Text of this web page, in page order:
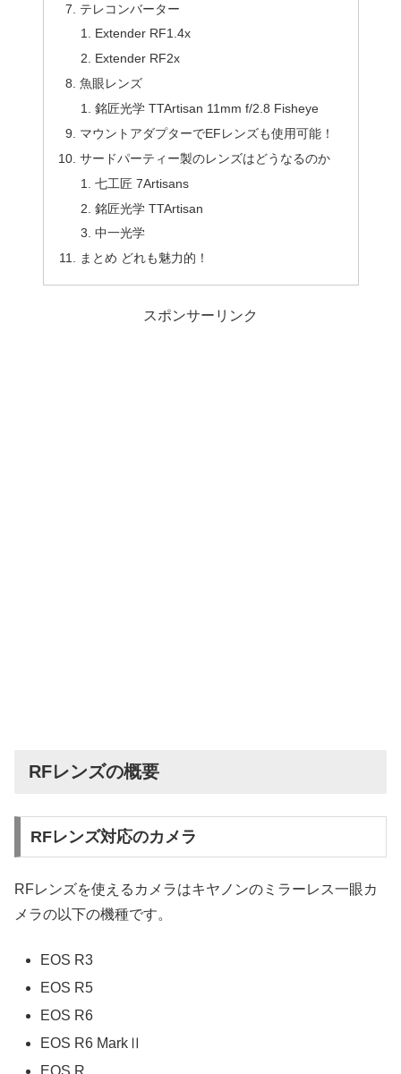
テレコンバーター
Extender RF1.4x
Extender RF2x
魚眼レンズ
銘匠光学 TTArtisan 11mm f/2.8 Fisheye
マウントアダプターでEFレンズも使用可能！
サードパーティー製のレンズはどうなるのか
七工匠 7Artisans
銘匠光学 TTArtisan
中一光学
まとめ どれも魅力的！
スポンサーリンク
RFレンズの概要
RFレンズ対応のカメラ
RFレンズを使えるカメラはキヤノンのミラーレス一眼カ
メラの以下の機種です。
EOS R3
EOS R5
EOS R6
EOS R6 MarkⅡ